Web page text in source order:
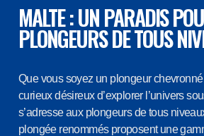
MALTE : UN PARADIS
PLONGEURS DE TOUS
Que vous soyez un plongeur
curieux désireux d’explorer l’univers
s’adresse aux plongeurs de tous
plongée renommés proposent une